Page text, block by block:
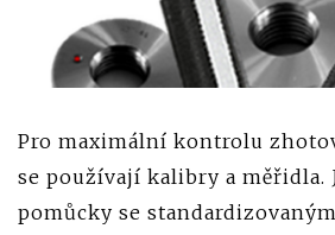
Pro maximální kontrolu
se používají kalibry a měřidla.
pomůcky se